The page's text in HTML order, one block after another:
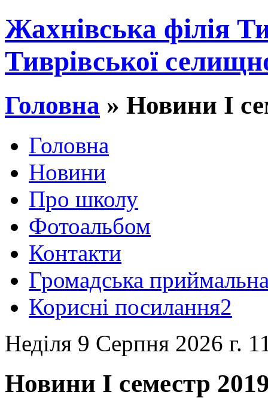
Жахнівcька філія
Тиврівської
Головна » Новини І
Головна
Новини
Про школу
Фотоальбом
Контакти
Громадська
Корисні посилання2
Неділя 9 Серпня 2026 г.
Новини І семестр